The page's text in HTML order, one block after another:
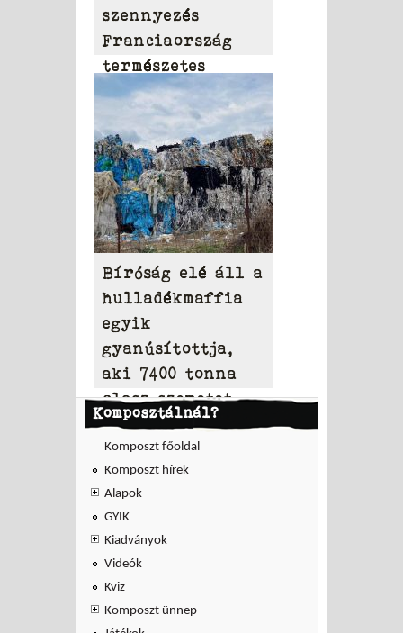
szennyezés
Franciaország
természetes
vizeiben
Bíróság elé áll a
hulladékmaffia
egyik
gyanúsítottja,
aki 7400 tonna
olasz szemetet
hordott Tamásiba
Komposztálnál?
Komposzt főoldal
Komposzt hírek
Alapok
GYIK
Kiadványok
Videók
Kviz
Komposzt ünnep